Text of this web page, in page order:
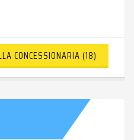
CONCESSIONARIA (18)